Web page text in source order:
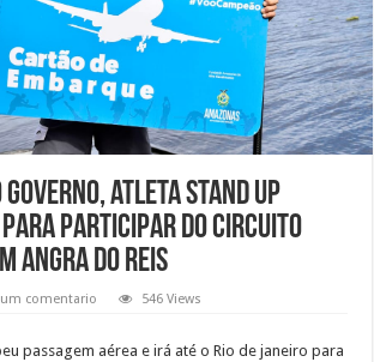
Governo, atleta Stand Up
para participar do Circuito
Angra do Reis
comentario 546 Views
passagem aérea e irá até o Rio de janeiro para